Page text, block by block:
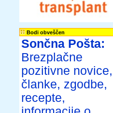
Bodi obveščen
Sončna Pošta:
Brezplačne
pozitivne novice,
članke, zgodbe,
recepte,